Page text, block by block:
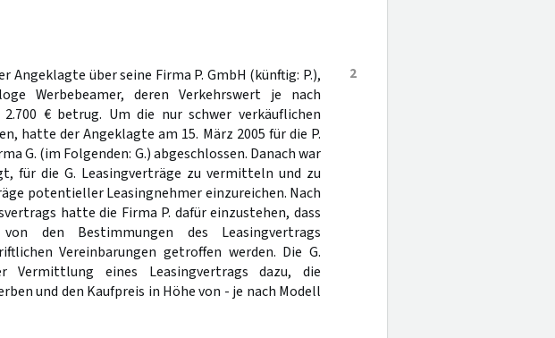
2
Angeklagte über seine Firma P. GmbH (künftig: P.),
Werbebeamer, deren Verkehrswert je nach
€ betrug. Um die nur schwer verkäuflichen
hatte der Angeklagte am 15. März 2005 für die P.
G. (im Folgenden: G.) abgeschlossen. Danach war
für die G. Leasingverträge zu vermitteln und zu
potentieller Leasingnehmer einzureichen. Nach
hatte die Firma P. dafür einzustehen, dass
den Bestimmungen des Leasingvertrags
Vereinbarungen getroffen werden. Die G.
Vermittlung eines Leasingvertrags dazu, die
und den Kaufpreis in Höhe von - je nach Modell